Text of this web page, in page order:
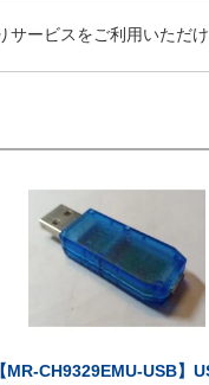
ービスをご利用いただけ
【MR-CH9329EMU-USB】